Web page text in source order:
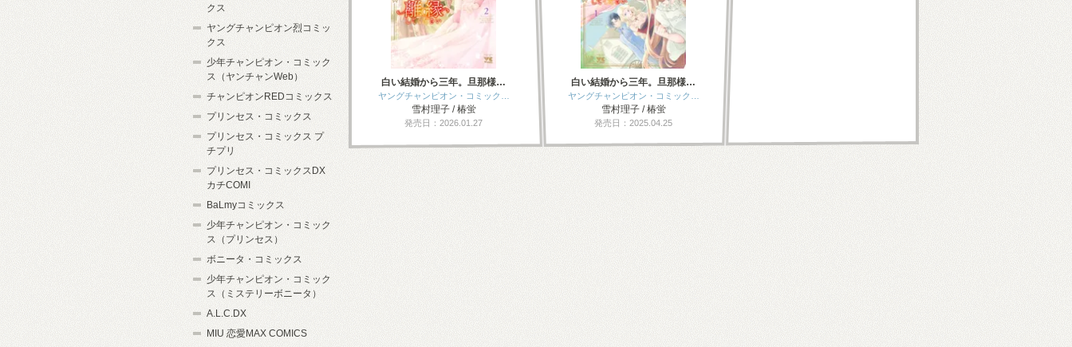
白い結婚から三年。旦那様…
ヤングチャンピオン・コミック…
雪村理子 / 椿蛍
発売日：2026.01.27
白い結婚から三年。旦那様…
ヤングチャンピオン・コミック…
雪村理子 / 椿蛍
発売日：2025.04.25
クス
ヤングチャンピオン烈コミッ
クス
少年チャンピオン・コミック
ス（ヤンチャンWeb）
チャンピオンREDコミックス
プリンセス・コミックス
プリンセス・コミックス プ
チプリ
プリンセス・コミックスDX
カチCOMI
BaLmyコミックス
少年チャンピオン・コミック
ス（プリンセス）
ボニータ・コミックス
少年チャンピオン・コミック
ス（ミステリーボニータ）
A.L.C.DX
MIU 恋愛MAX COMICS